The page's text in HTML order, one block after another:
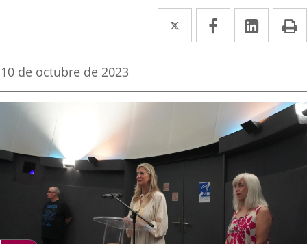
Twitter
Enlace
a
aplicación
externa.
Facebook
Enlace
a
aplicación
externa.
Enlace
a
Fecha
la
noticia
10 de octubre de 2023